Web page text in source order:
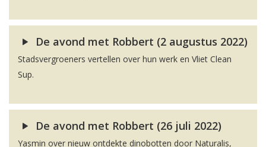
De avond met Robbert (2 augustus 2022)
Stadsvergroeners vertellen over hun werk en Vliet Clean
Sup.
De avond met Robbert (26 juli 2022)
Yasmin over nieuw ontdekte dinobotten door Naturalis,